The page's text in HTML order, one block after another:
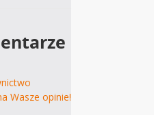
Wasze opinie!